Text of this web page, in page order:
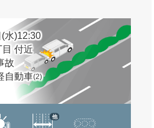
水)12:30
目 付近
故
自動車(2)
他